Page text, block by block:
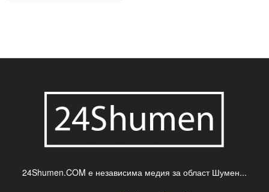
24Shumen.COM е независима медия за област Шумен...